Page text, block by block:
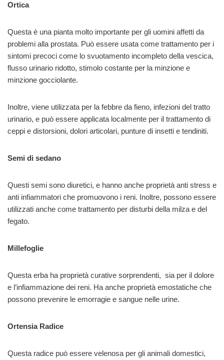
Ortica
Questa è una pianta molto importante per gli uomini affetti da
problemi alla prostata. Può essere usata come trattamento per i
sintomi precoci come lo svuotamento incompleto della vescica,
flusso urinario ridotto, stimolo costante per la minzione e
minzione gocciolante.
Inoltre, viene utilizzata per la febbre da fieno, infezioni del tratto
urinario, e può essere applicata localmente per il trattamento di
ceppi e distorsioni, dolori articolari, punture di insetti e tendiniti.
Semi di sedano
Questi semi sono diuretici, e hanno anche proprietà anti stress e
anti infiammatori che promuovono i reni. Inoltre, possono essere
utilizzati anche come trattamento per disturbi della milza e del
fegato.
Millefoglie
Questa erba ha proprietà curative sorprendenti, sia per il dolore
e l’infiammazione dei reni. Ha anche proprietà emostatiche che
possono prevenire le emorragie e sangue nelle urine.
Ortensia Radice
Questa radice può essere velenosa per gli animali domestici,